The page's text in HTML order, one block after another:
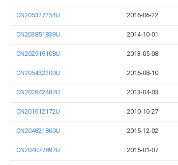
CN205327254U 2016-06-22
CN203851839U 2014-10-01
CN202919108U 2013-05-08
CN205432200U 2016-08-10
CN202842487U 2013-04-03
CN201612172U 2010-10-27
CN204821860U 2015-12-02
CN204077897U 2015-01-07